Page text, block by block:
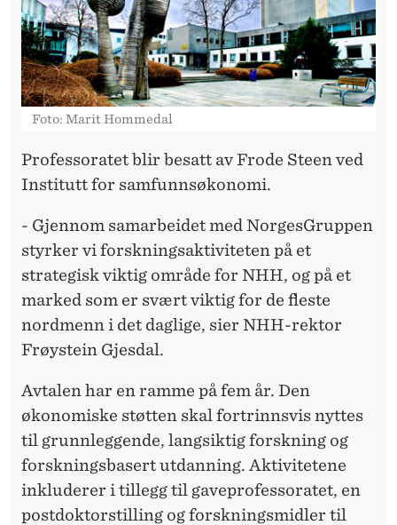
Foto: Marit Hommedal
Professoratet blir besatt av Frode Steen ved
Institutt for samfunnsøkonomi.
- Gjennom samarbeidet med NorgesGruppen
styrker vi forskningsaktiviteten på et
strategisk viktig område for NHH, og på et
marked som er svært viktig for de fleste
nordmenn i det daglige, sier NHH-rektor
Frøystein Gjesdal.
Avtalen har en ramme på fem år. Den
økonomiske støtten skal fortrinnsvis nyttes
til grunnleggende, langsiktig forskning og
forskningsbasert utdanning. Aktivitetene
inkluderer i tillegg til gaveprofessoratet, en
postdoktorstilling og forskningsmidler til